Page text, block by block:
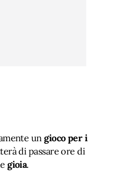
ungioco per i
di passare ore di
gioia.